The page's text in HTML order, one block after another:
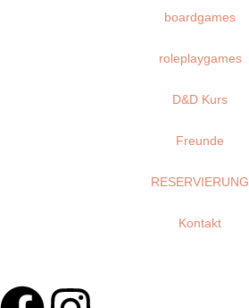
boardgames
roleplaygames
D&D Kurs
Freunde
RESERVIERUNG
Kontakt